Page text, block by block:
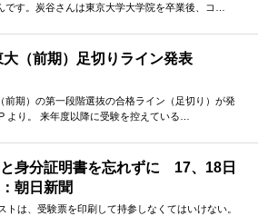
です。炭谷さんは東京大学大学院を卒業後、コ…
（前期）足切りライン発表
前期）の第一段階選抜の合格ライン（足切り）が発
より。 来年度以降に受験を控えている…
身分証明書を忘れずに 17、18日
朝日新聞
は、受験票を印刷して持参しなくてはいけない。